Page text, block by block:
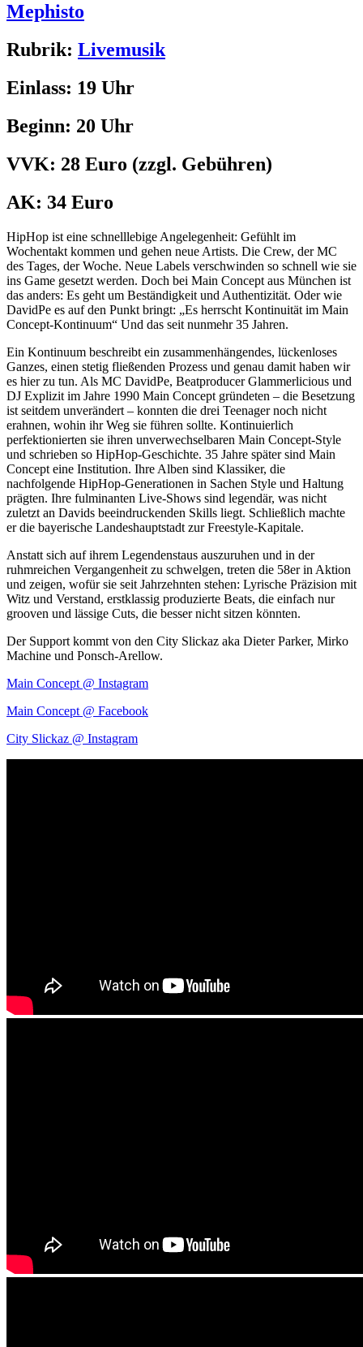
Mephisto
Rubrik: Livemusik
Einlass: 19 Uhr
Beginn: 20 Uhr
VVK: 28 Euro (zzgl. Gebühren)
AK: 34 Euro
HipHop ist eine schnelllebige Angelegenheit: Gefühlt im
Wochentakt kommen und gehen neue Artists. Die Crew, der MC
des Tages, der Woche. Neue Labels verschwinden so schnell wie sie
ins Game gesetzt werden. Doch bei Main Concept aus München ist
das anders: Es geht um Beständigkeit und Authentizität. Oder wie
DavidPe es auf den Punkt bringt: „Es herrscht Kontinuität im Main
Concept-Kontinuum“ Und das seit nunmehr 35 Jahren.
Ein Kontinuum beschreibt ein zusammenhängendes, lückenloses
Ganzes, einen stetig fließenden Prozess und genau damit haben wir
es hier zu tun. Als MC DavidPe, Beatproducer Glammerlicious und
DJ Explizit im Jahre 1990 Main Concept gründeten – die Besetzung
ist seitdem unverändert – konnten die drei Teenager noch nicht
erahnen, wohin ihr Weg sie führen sollte. Kontinuierlich
perfektionierten sie ihren unverwechselbaren Main Concept-Style
und schrieben so HipHop-Geschichte. 35 Jahre später sind Main
Concept eine Institution. Ihre Alben sind Klassiker, die
nachfolgende HipHop-Generationen in Sachen Style und Haltung
prägten. Ihre fulminanten Live-Shows sind legendär, was nicht
zuletzt an Davids beeindruckenden Skills liegt. Schließlich machte
er die bayerische Landeshauptstadt zur Freestyle-Kapitale.
Anstatt sich auf ihrem Legendenstaus auszuruhen und in der
ruhmreichen Vergangenheit zu schwelgen, treten die 58er in Aktion
und zeigen, wofür sie seit Jahrzehnten stehen: Lyrische Präzision mit
Witz und Verstand, erstklassig produzierte Beats, die einfach nur
grooven und lässige Cuts, die besser nicht sitzen könnten.
Der Support kommt von den City Slickaz aka Dieter Parker, Mirko
Machine und Ponsch-Arellow.
Main Concept @ Instagram
Main Concept @ Facebook
City Slickaz @ Instagram